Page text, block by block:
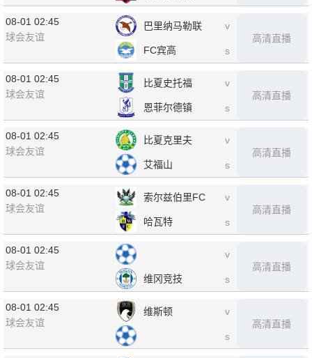
08-01 02:45
球会友谊
巴里纳马勒联
FC宾高
v
s
高清直播
08-01 02:45
球会友谊
比夏史托福
恩菲尔德镇
v
s
高清直播
08-01 02:45
球会友谊
比夏克里夫
艾福山
v
s
高清直播
08-01 02:45
球会友谊
索尔兹伯里FC
哈瓦特
v
s
高清直播
08-01 02:45
球会友谊
维冈竞技
v
s
高清直播
08-01 02:45
球会友谊
维斯顿 v
s
高清直播